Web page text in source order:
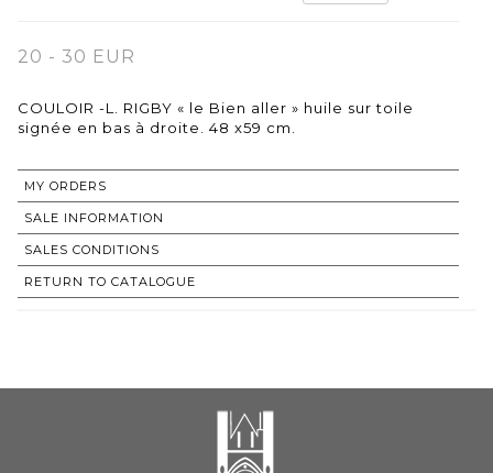
20 - 30 EUR
COULOIR -L. RIGBY « le Bien aller » huile sur toile
signée en bas à droite. 48 x59 cm.
MY ORDERS
SALE INFORMATION
SALES CONDITIONS
RETURN TO CATALOGUE